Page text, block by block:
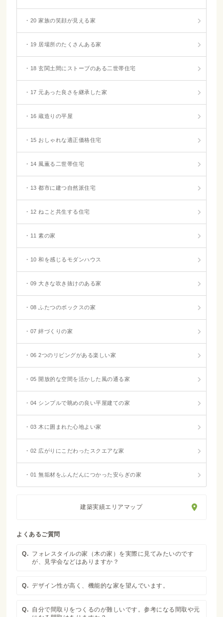
・20 家族の笑顔が見える家
・19 居場所のたくさんある家
・18 玄関土間にストーブのある二世帯住宅
・17 元あった良さを継承した家
・16 蔵造りの平屋
・15 おしゃれな適正価格住宅
・14 風薫る二世帯住宅
・13 都市に建つ自然派住宅
・12 ねこと共生する住宅
・11 素の家
・10 和を感じるモダンハウス
・09 大きな吹き抜けのある家
・08 ふたつのボックスの家
・07 絆づくりの家
・06 2つのリビングがある楽しい家
・05 開放的な空間を活かした風の通る家
・04 シンプルで眺めの良い平屋建ての家
・03 木に囲まれた心地よい家
・02 広がりにこだわったスクエアな家
・01 無垢材をふんだんにつかった安らぎの家
建築実績エリアマップ
よくあるご質問
Q. フォレスタイルの家（木の家）を実際に見てみたいのです
が、見学会などはありますか？
Q. デザイン性が高く、機能的な家を望んでいます。
Q. 自分で間取りをつくるのが難しいです。参考になる間取や元